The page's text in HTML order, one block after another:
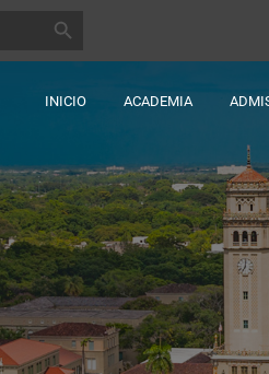
INICIO ACADEMIA